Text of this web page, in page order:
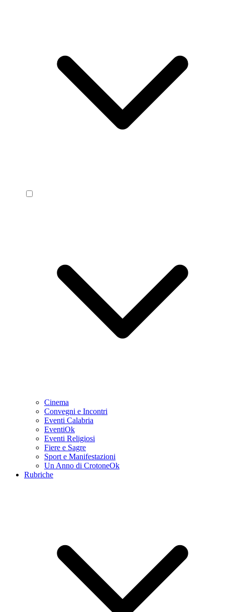
Cinema
Convegni e Incontri
Eventi Calabria
EventiOk
Eventi Religiosi
Fiere e Sagre
Sport e Manifestazioni
Un Anno di CrotoneOk
Rubriche